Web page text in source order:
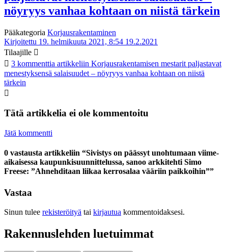
nöyryys vanhaa kohtaan on niistä tärkein
Pääkategoria Korjausrakentaminen
Kirjoitettu 19. helmikuuta 2021, 8:54 19.2.2021
Tilaajille
3 kommenttia artikkeliin Korjausrakentamisen mestarit paljastavat
menestyksensä salaisuudet – nöyryys vanhaa kohtaan on niistä
tärkein
Tätä artikkelia ei ole kommentoitu
Jätä kommentti
0 vastausta artikkeliin “Sivistys on päässyt unohtumaan viime­
aikaisessa kaupunki­suunnittelussa, sanoo arkkitehti Simo
Freese: ”Ahnehditaan liikaa kerros­alaa vääriin paikkoihin””
Vastaa
Sinun tulee rekisteröityä tai kirjautua kommentoidaksesi.
Rakennuslehden luetuimmat